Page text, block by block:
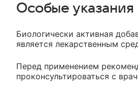
Особые указания
Биологически активная
является лекарственным
Перед применением
проконсультироваться с